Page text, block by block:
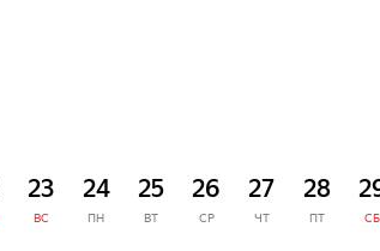
23
ВС
24
ПН
25
ВТ
26
СР
27
ЧТ
28
ПТ СБ